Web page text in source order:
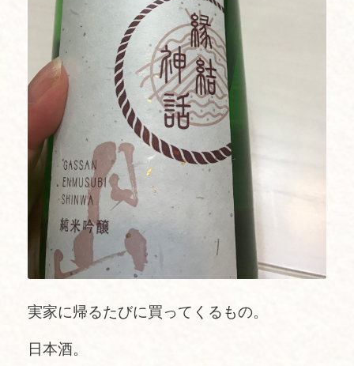
実家に帰るたびに買ってくるもの。
日本酒。